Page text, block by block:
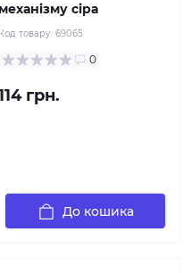
механізму сіра
Код товару: 69065
0
грн.
До кошика